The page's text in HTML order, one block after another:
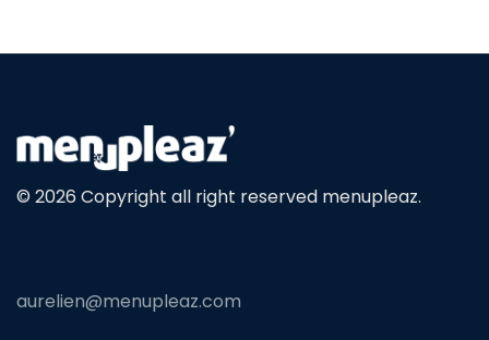
© 2026 Copyright all right reserved menupleaz.
aurelien@menupleaz.com